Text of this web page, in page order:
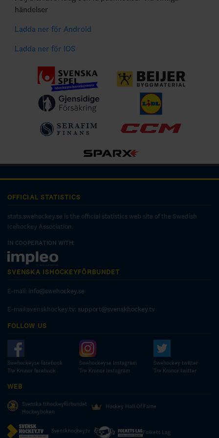
händelser
Ladda ner för Android
Ladda ner för IOS
OFFICIAL STATISTICS
stats.swehockey.se is the official statistics web site of the Swedish
Icehockey Association.
IN COOPERATION WITH:
SVENSKA ISHOCKEYFÖRBUNDET
E-mail: info@swehockey.se
E-mail:svenskhockey.tv: support@svenskhockey.tv
FOLLOW US
Swehockeyse facebook
Tre Kronor facebook
Swehockeyse Instagram
Tre Kronor instagram
Swehockey twitter
Tre Kronor twitter
WEB
Svenska Ishockeyförbundet
Hockeyboken
Hockey Hall Of Fame
Svenskhockey.tv Folkets Lag